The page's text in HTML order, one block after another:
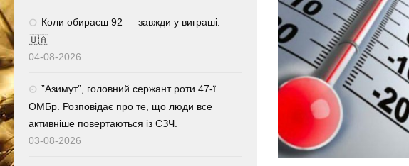
Коли обираєш 92 — завжди у виграші.
🇺🇦
04-08-2026
⁨”Азимут”, головний сержант роти 47-ї
ОМБр. Розповідає про те, що люди все
активніше повертаються із СЗЧ.
03-08-2026